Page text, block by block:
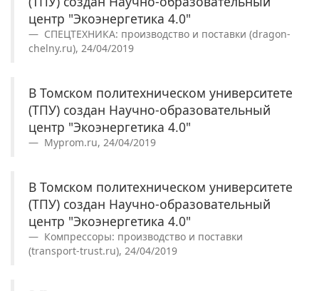
центр "Экоэнергетика 4.0"
СПЕЦТЕХНИКА: производство и поставки (dragon-
chelny.ru), 24/04/2019
В Томском политехническом университете
(ТПУ) создан Научно-образовательный
центр "Экоэнергетика 4.0"
Myprom.ru, 24/04/2019
В Томском политехническом университете
(ТПУ) создан Научно-образовательный
центр "Экоэнергетика 4.0"
Компрессоры: производство и поставки
(transport-trust.ru), 24/04/2019